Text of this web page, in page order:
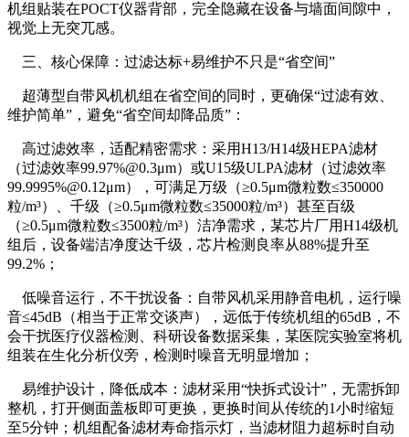
机组贴装在POCT仪器背部，完全隐藏在设备与墙面间隙中，
视觉上无突兀感。
三、核心保障：过滤达标+易维护不只是“省空间”
超薄型自带风机机组在省空间的同时，更确保“过滤有效、
维护简单”，避免“省空间却降品质”：
高过滤效率，适配精密需求：采用H13/H14级HEPA滤材
（过滤效率99.97%@0.3μm）或U15级ULPA滤材（过滤效率
99.9995%@0.12μm），可满足万级（≥0.5μm微粒数≤350000
粒/m³）、千级（≥0.5μm微粒数≤35000粒/m³）甚至百级
（≥0.5μm微粒数≤3500粒/m³）洁净需求，某芯片厂用H14级机
组后，设备端洁净度达千级，芯片检测良率从88%提升至
99.2%；
低噪音运行，不干扰设备：自带风机采用静音电机，运行噪
音≤45dB（相当于正常交谈声），远低于传统机组的65dB，不
会干扰医疗仪器检测、科研设备数据采集，某医院实验室将机
组装在生化分析仪旁，检测时噪音无明显增加；
易维护设计，降低成本：滤材采用“快拆式设计”，无需拆卸
整机，打开侧面盖板即可更换，更换时间从传统的1小时缩短
至5分钟；机组配备滤材寿命指示灯，当滤材阻力超标时自动